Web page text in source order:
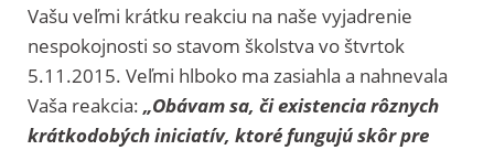
Vašu veľmi krátku reakciu na naše vyjadrenie
nespokojnosti so stavom školstva vo štvrtok
5.11.2015. Veľmi hlboko ma zasiahla a nahnevala
Vaša reakcia: „Obávam sa, či existencia rôznych
krátkodobých iniciatív, ktoré fungujú skôr pre